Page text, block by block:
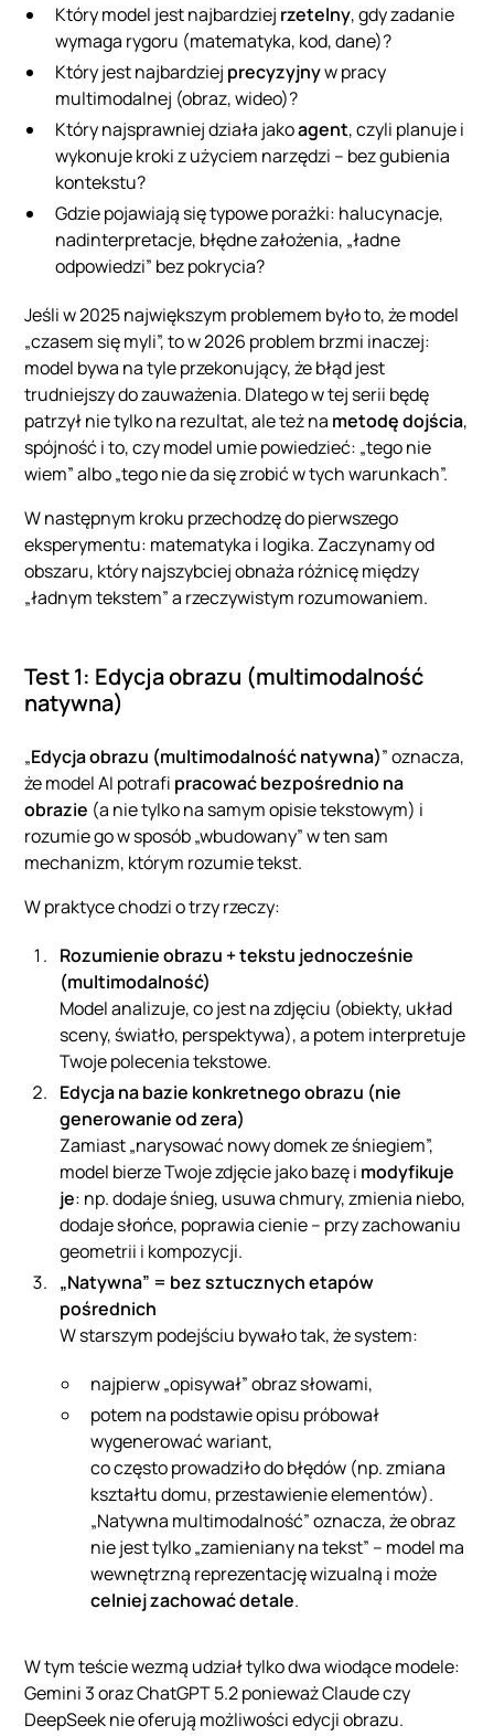
Który model jest najbardziej rzetelny, gdy zadanie
wymaga rygoru (matematyka, kod, dane)?
Który jest najbardziej precyzyjnyw pracy
multimodalnej (obraz, wideo)?
Który najsprawniej działa jakoagent, czyli planuje i
wykonuje kroki z użyciem narzędzi – bez gubienia
kontekstu?
Gdzie pojawiają się typowe porażki: halucynacje,
nadinterpretacje, błędne założenia, „ładne
odpowiedzi” bez pokrycia?
Jeśli w 2025 największym problemem było to, że model
„czasem się myli”, to w 2026 problem brzmi inaczej:
model bywa na tyle przekonujący, że błąd jest
trudniejszy do zauważenia. Dlatego w tej serii będę
patrzył nie tylko na rezultat, ale też na metodę dojścia,
spójność i to, czy model umie powiedzieć: „tego nie
wiem” albo „tego nie da się zrobić w tych warunkach”.
W następnym kroku przechodzę do pierwszego
eksperymentu: matematyka i logika. Zaczynamy od
obszaru, który najszybciej obnaża różnicę między
„ładnym tekstem” a rzeczywistym rozumowaniem.
Test 1: Edycja obrazu (multimodalność
natywna)
„Edycja obrazu (multimodalność natywna)” oznacza,
że model AI potrafi pracować bezpośrednio na
obrazie (a nie tylko na samym opisie tekstowym) i
rozumie go w sposób „wbudowany” w ten sam
mechanizm, którym rozumie tekst.
W praktyce chodzi o trzy rzeczy:
Rozumienie obrazu + tekstu jednocześnie
(multimodalność)
Model analizuje, co jest na zdjęciu (obiekty, układ
sceny, światło, perspektywa), a potem interpretuje
Twoje polecenia tekstowe.
Edycja na bazie konkretnego obrazu (nie
generowanie od zera)
Zamiast „narysować nowy domek ze śniegiem”,
model bierze Twoje zdjęcie jako bazę i modyfikuje
je: np. dodaje śnieg, usuwa chmury, zmienia niebo,
dodaje słońce, poprawia cienie – przy zachowaniu
geometrii i kompozycji.
„Natywna” = bez sztucznych etapów
pośrednich
W starszym podejściu bywało tak, że system:
najpierw „opisywał” obraz słowami,
potem na podstawie opisu próbował
wygenerować wariant,
co często prowadziło do błędów (np. zmiana
kształtu domu, przestawienie elementów).
„Natywna multimodalność” oznacza, że obraz
nie jest tylko „zamieniany na tekst” – model ma
wewnętrzną reprezentację wizualną i może
celniej zachować detale.
W tym teście wezmą udział tylko dwa wiodące modele:
Gemini 3 oraz ChatGPT 5.2 ponieważ Claude czy
DeepSeek nie oferują możliwości edycji obrazu.